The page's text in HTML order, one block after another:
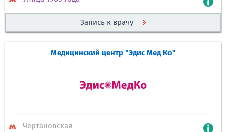
Запись к врачу
Медицинский центр "Эдис Мед Ко"
Чертановская